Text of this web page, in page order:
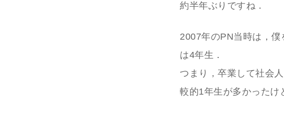
約半年ぶりですね．
2007年のPN当時は，
は4年生．
つまり，卒業して社会
較的1年生が多かったけ